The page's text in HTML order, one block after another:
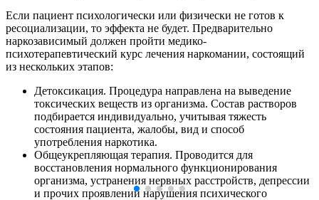
Если пациент психологически или физически не готов к
ресоциализации, то эффекта не будет. Предварительно
наркозависимый должен пройти медико-
психотерапевтический курс лечения наркомании, состоящий
из нескольких этапов:
Детоксикация. Процедура направлена на выведение
токсических веществ из организма. Состав растворов
подбирается индивидуально, учитывая тяжесть
состояния пациента, жалобы, вид и способ
употребления наркотика.
Общеукрепляющая терапия. Проводится для
восстановления нормального функционирования
организма, устранения нервных расстройств, депрессии
и прочих проявлений нарушения психического